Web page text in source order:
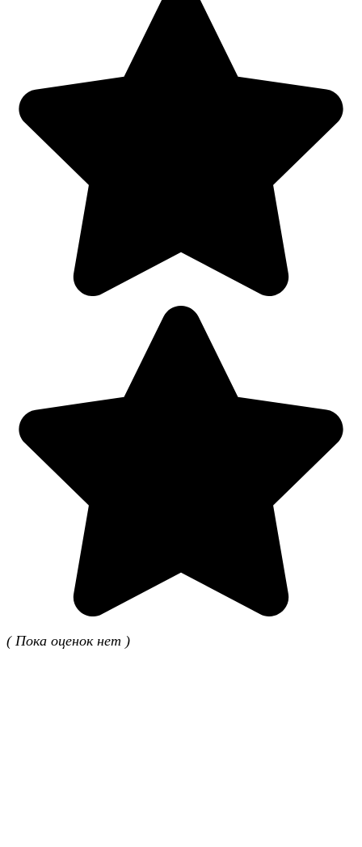
( Пока оценок нет )